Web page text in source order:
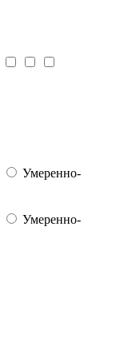
Умеренно-
Умеренно-